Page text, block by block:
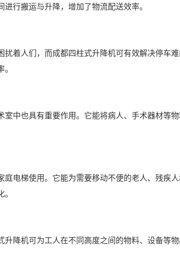
行搬运与升降，增加了物流配送效率。
扰着人们，而成都四柱式升降机可有效解决停车
室中也具有重要作用。它能将病人、手术器材等
庭电梯使用。它能为需要移动不便的老人、残疾
升降机可为工人在不同高度之间的物料、设备等